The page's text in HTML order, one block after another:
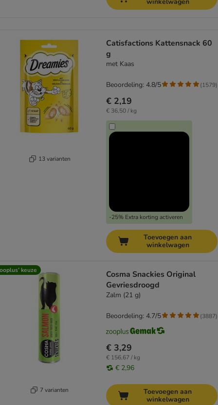
13 varianten
Catisfactions Kattensnack 60
g
met Kaas
€ 2,19
€ 36,50 / kg
-25% Extra korting activeren
Beoordeling: 4.8/5 (1579)
Toevoegen aan
winkelwagen
keuze
7 varianten
Cosma Snackies Original
Gevriesdroogd
Zalm (21 g)
€ 3,29
€ 156,67 / kg
€ 2,96
Beoordeling: 4.7/5 (3887)
Toevoegen aan
winkelwagen